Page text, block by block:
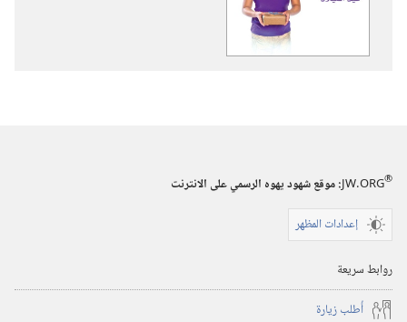
JW.ORG®
:‏ موقع شهود يهوه الرسمي على الانترنت
إعدادات المظهر
روابط سريعة
أُطلب زيارة